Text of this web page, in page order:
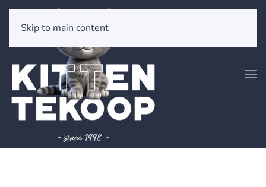
Skip to main content